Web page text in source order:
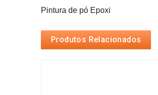
Pintura de pó Epoxi
Produtos Relacionados